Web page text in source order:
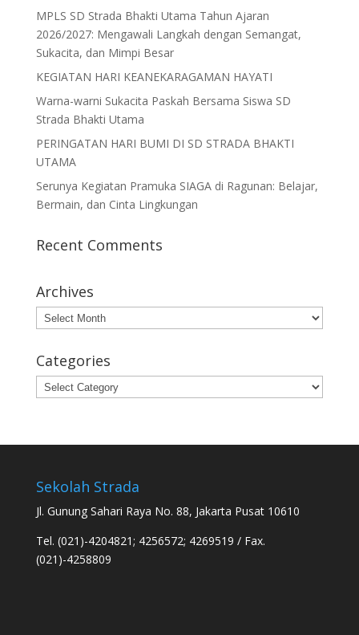
MPLS SD Strada Bhakti Utama Tahun Ajaran
2026/2027: Mengawali Langkah dengan Semangat,
Sukacita, dan Mimpi Besar
KEGIATAN HARI KEANEKARAGAMAN HAYATI
Warna-warni Sukacita Paskah Bersama Siswa SD
Strada Bhakti Utama
PERINGATAN HARI BUMI DI SD STRADA BHAKTI
UTAMA
Serunya Kegiatan Pramuka SIAGA di Ragunan: Belajar,
Bermain, dan Cinta Lingkungan
Recent Comments
Archives
Archives
Categories
Categories
Sekolah Strada
Jl. Gunung Sahari Raya No. 88, Jakarta Pusat 10610
Tel. (021)-4204821; 4256572; 4269519 / Fax.
(021)-4258809